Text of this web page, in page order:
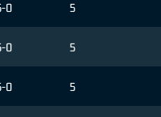
0 5
0 5
0 5